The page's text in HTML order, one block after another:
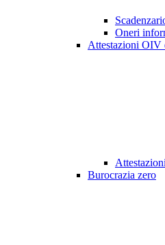
Oneri
Attestazioni OIV
Burocrazia zero